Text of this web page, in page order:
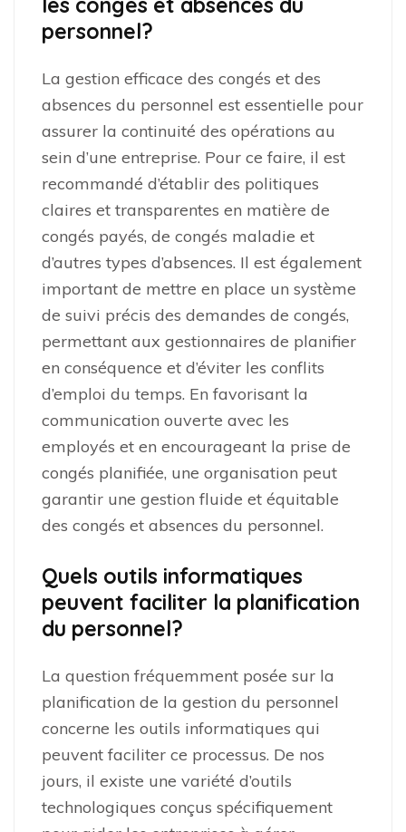
personnel?
La gestion efficace des congés et des
absences du personnel est essentielle pour
assurer la continuité des opérations au
sein d’une entreprise. Pour ce faire, il est
recommandé d’établir des politiques
claires et transparentes en matière de
congés payés, de congés maladie et
d’autres types d’absences. Il est également
important de mettre en place un système
de suivi précis des demandes de congés,
permettant aux gestionnaires de planifier
en conséquence et d’éviter les conflits
d’emploi du temps. En favorisant la
communication ouverte avec les
employés et en encourageant la prise de
congés planifiée, une organisation peut
garantir une gestion fluide et équitable
des congés et absences du personnel.
Quels outils informatiques
peuvent faciliter la planification
du personnel?
La question fréquemment posée sur la
planification de la gestion du personnel
concerne les outils informatiques qui
peuvent faciliter ce processus. De nos
jours, il existe une variété d’outils
technologiques conçus spécifiquement